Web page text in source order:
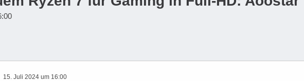
15. Juli 2024 um 16:00